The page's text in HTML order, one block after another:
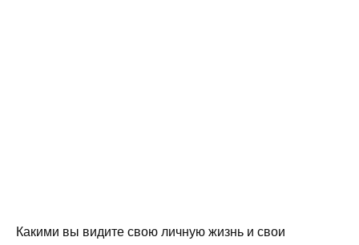
Какими вы видите свою личную жизнь и свои